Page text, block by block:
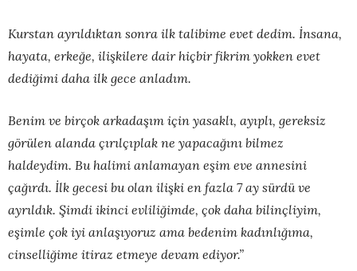
Kurstan ayrıldıktan sonra ilk talibime evet dedim. İnsana,
hayata, erkeğe, ilişkilere dair hiçbir fikrim yokken evet
dediğimi daha ilk gece anladım.
Benim ve birçok arkadaşım için yasaklı, ayıplı, gereksiz
görülen alanda çırılçıplak ne yapacağını bilmez
haldeydim. Bu halimi anlamayan eşim eve annesini
çağırdı. İlk gecesi bu olan ilişki en fazla 7 ay sürdü ve
ayrıldık. Şimdi ikinci evliliğimde, çok daha bilinçliyim,
eşimle çok iyi anlaşıyoruz ama bedenim kadınlığıma,
cinselliğime itiraz etmeye devam ediyor.”